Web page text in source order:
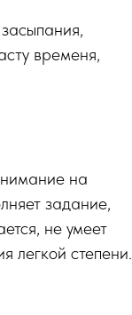
временя,
на
задание,
не умеет
легкой степени.